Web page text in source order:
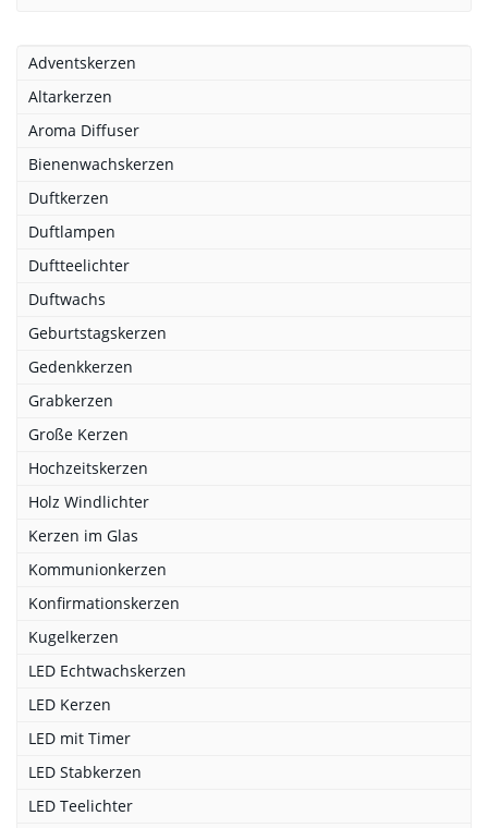
Adventskerzen
Altarkerzen
Aroma Diffuser
Bienenwachskerzen
Duftkerzen
Duftlampen
Duftteelichter
Duftwachs
Geburtstagskerzen
Gedenkkerzen
Grabkerzen
Große Kerzen
Hochzeitskerzen
Holz Windlichter
Kerzen im Glas
Kommunionkerzen
Konfirmationskerzen
Kugelkerzen
LED Echtwachskerzen
LED Kerzen
LED mit Timer
LED Stabkerzen
LED Teelichter